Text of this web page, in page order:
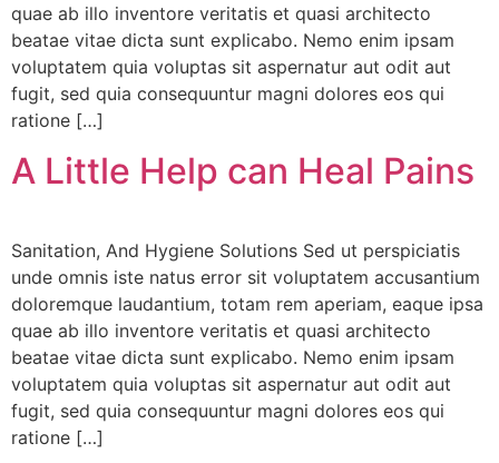
Sri Kolluri Satyanarayana
VIP Member, Tenali
VIP Member, Newzland
quae ab illo inventore veritatis et quasi architecto
beatae vitae dicta sunt explicabo. Nemo enim ipsam
voluptatem quia voluptas sit aspernatur aut odit aut
fugit, sed quia consequuntur magni dolores eos qui
ratione […]
A Little Help can Heal Pains
Sanitation, And Hygiene Solutions Sed ut perspiciatis
unde omnis iste natus error sit voluptatem accusantium
doloremque laudantium, totam rem aperiam, eaque ipsa
quae ab illo inventore veritatis et quasi architecto
beatae vitae dicta sunt explicabo. Nemo enim ipsam
voluptatem quia voluptas sit aspernatur aut odit aut
fugit, sed quia consequuntur magni dolores eos qui
ratione […]